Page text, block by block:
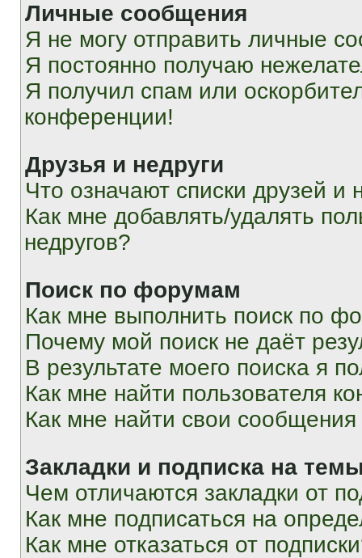
Личные сообщения
Я не могу отправить личные
Я постоянно получаю
Я получил спам или
конференции!
Друзья и недруги
Что означают списки друзей и
Как мне добавлять/удалять
недругов?
Поиск по форумам
Как мне выполнить поиск по
Почему мой поиск не даёт
В результате моего поиска я
Как мне найти пользователя
Как мне найти свои
Закладки и подписка на
Чем отличаются закладки от
Как мне подписаться на
Как мне отказаться от